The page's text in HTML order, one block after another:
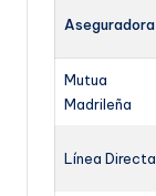
Aseguradora
Mutua
Madrileña
Línea Directa